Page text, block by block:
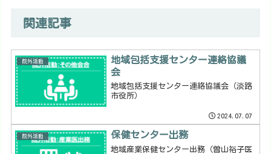
関連記事
院外活動
地域包括支援センター連絡協議
会
地域包括支援センター連絡協議会（淡路
市役所）
2024.07.07
院外活動 保健センター出務
地域産業保健センター出務（曽山裕子医